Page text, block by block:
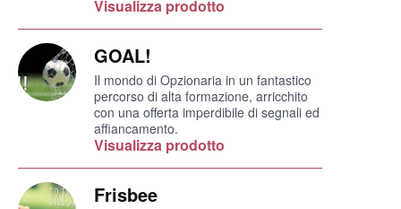
Visualizza prodotto
GOAL!
Il mondo di Opzionaria in un fantastico
percorso di alta formazione, arricchito
con una offerta imperdibile di segnali ed
affiancamento.
Visualizza prodotto
Frisbee